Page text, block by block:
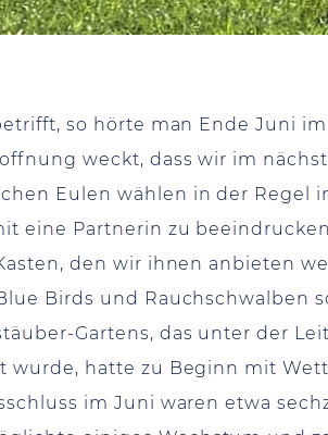
so hörte man Ende Juni
weckt, dass wir im
Eulen wählen in der Regel
eine Partnerin zu
den wir ihnen anbieten
Birds und Rauchschwalben
Gartens, das unter der
wurde, hatte zu Beginn mit
im Juni waren etwa